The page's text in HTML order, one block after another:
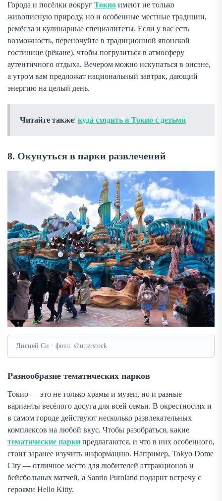
Города и посёлки вокруг Токио имеют не только
живописную природу, но и особенные местные традиции,
ремёсла и кулинарные специалитеты. Если у вас есть
возможность, переночуйте в традиционной японской
гостинице (рёкане), чтобы погрузиться в атмосферу
аутентичного отдыха. Вечером можно искупаться в онсэне,
а утром вам предложат национальный завтрак, дающий
энергию на целый день.
Читайте также: куда сходить в Токио с детьми
8. Окунуться в парки развлечений
Дисней Си · фото: shutterstock
Разнообразие тематических парков
Токио — это не только храмы и музеи, но и разные
варианты весёлого досуга для всей семьи. В окрестностях и
в самом городе действуют несколько развлекательных
комплексов на любой вкус. Чтобы разобраться, какие
тематические парки предлагаются, и что в них особенного,
стоит заранее изучить информацию. Например, Tokyo Dome
City — отличное место для любителей аттракционов и
бейсбольных матчей, а Sanrio Puroland подарит встречу с
героями Hello Kitty.